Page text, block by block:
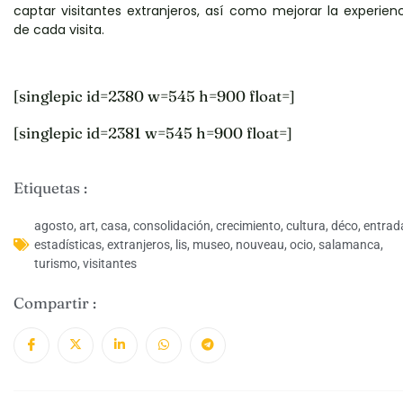
captar visitantes extranjeros, así como mejorar la
de cada visita.
[singlepic id=2380 w=545 h=900 float=]
[singlepic id=2381 w=545 h=900 float=]
Etiquetas :
agosto, art, casa, consolidación, crecimiento, cultura, déco,
estadísticas, extranjeros, lis, museo, nouveau, ocio, salamanca,
turismo, visitantes
Compartir :